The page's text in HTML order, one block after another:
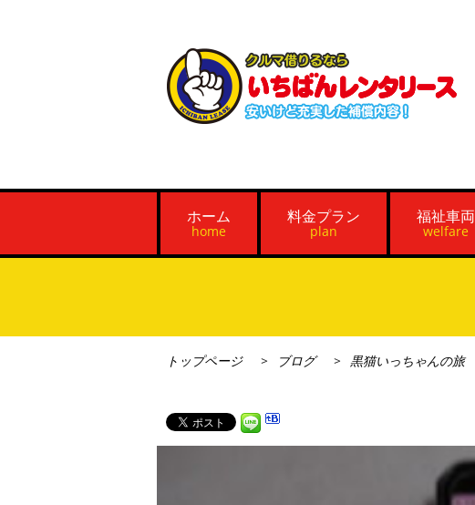
ホーム
home
料金プラン
plan
福祉車両
welfare
トップページ ブログ 黒猫いっちゃんの旅